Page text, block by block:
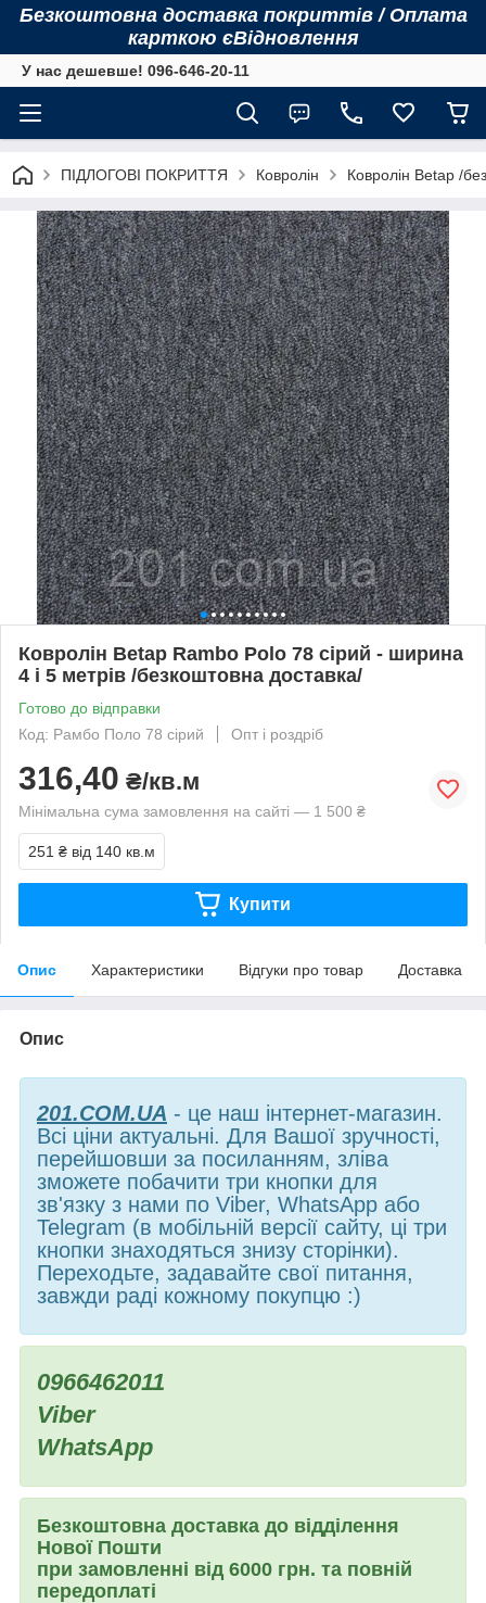
Безкоштовна доставка покриттів / Оплата
карткою єВідновлення
У нас дешевше! 096-646-20-11
ПІДЛОГОВІ ПОКРИТТЯ Ковролін Ковролін Betap /
Ковролін Betap Rambo Polo 78 сірий - ширина
4 і 5 метрів /безкоштовна доставка/
Готово до відправки
Код: Рамбо Поло 78 сірий
Опт і роздріб
316,40 ₴/кв.м
Мінімальна сума замовлення на сайті — 1 500 ₴
251 ₴ від 140 кв.м
Купити
Опис Характеристики Відгуки про товар Доставка
Опис
201.COM.UA - це наш інтернет-магазин.
Всі ціни актуальні. Для Вашої зручності,
перейшовши за посиланням, зліва
зможете побачити три кнопки для
зв'язку з нами по Viber, WhatsApp або
Telegram (в мобільній версії сайту, ці три
кнопки знаходяться знизу сторінки).
Переходьте, задавайте свої питання,
завжди раді кожному покупцю :)
0966462011
Viber
WhatsApp
Безкоштовна доставка до відділення
Нової Пошти
при замовленні від 6000 грн. та повній
передоплаті